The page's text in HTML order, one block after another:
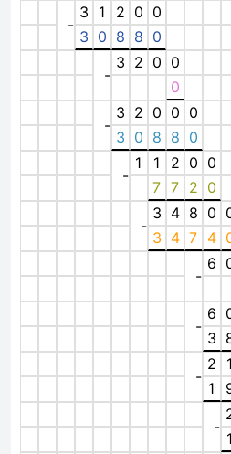
-
3 1 2 0 0
3 0 8 8 0
-
3 2 0 0
0
-
3 2 0 0 0
3 0 8 8 0
-
1 1 2 0 0
7 7 2 0
-
3 4 8 0
3 4 7 4
-
6
-
6
3
-
2 1
1
-
1